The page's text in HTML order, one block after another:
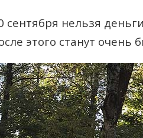
сентября нельзя
этого станут очень